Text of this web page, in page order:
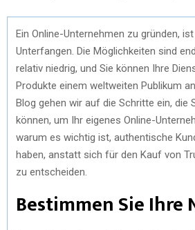
Ein Online-Unternehmen zu gründen,
Unterfangen. Die Möglichkeiten sind
relativ niedrig, und Sie können Ihre
Produkte einem weltweiten Publikum
Blog gehen wir auf die Schritte ein, die
können, um Ihr eigenes Online-
warum es wichtig ist, authentische
haben, anstatt sich für den Kauf von
zu entscheiden.
Bestimmen Sie Ihre